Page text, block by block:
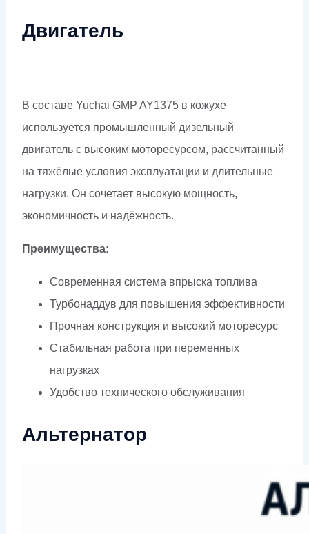
Двигатель
В составе Yuchai GMP AY1375 в кожухе
используется промышленный дизельный
двигатель с высоким моторесурсом, рассчитанный
на тяжёлые условия эксплуатации и длительные
нагрузки. Он сочетает высокую мощность,
экономичность и надёжность.
Преимущества:
Современная система впрыска топлива
Турбонаддув для повышения эффективности
Прочная конструкция и высокий моторесурс
Стабильная работа при переменных
нагрузках
Удобство технического обслуживания
Альтернатор